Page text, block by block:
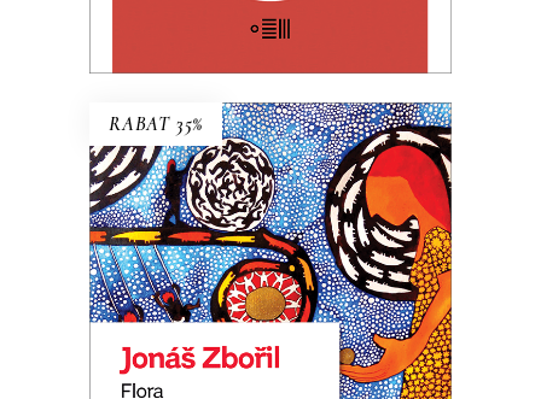
E-BOOK DO KOSZYKA
RABAT 35%
FLORA
Premiera: 20 maja 2026
32.49zł